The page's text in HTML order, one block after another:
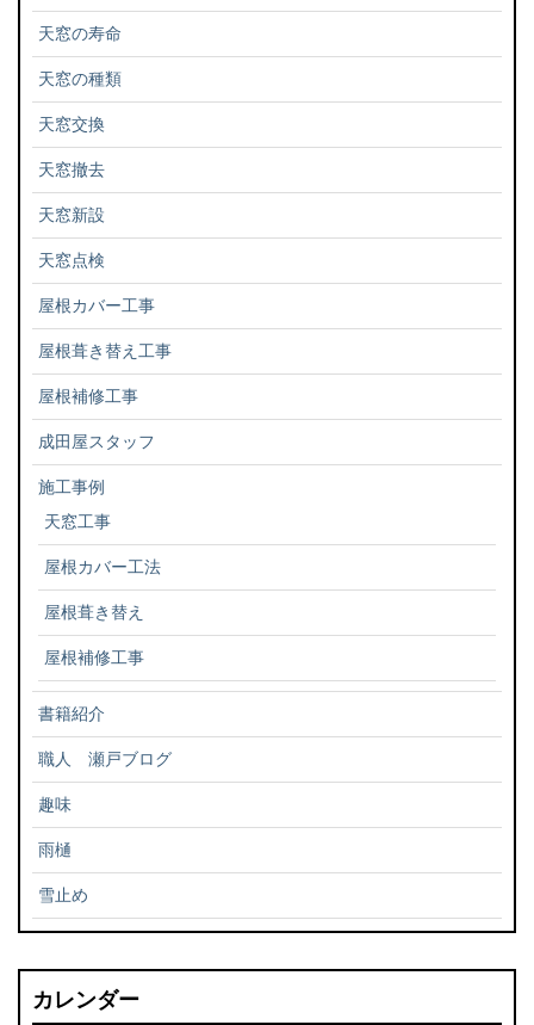
天窓の寿命
天窓の種類
天窓交換
天窓撤去
天窓新設
天窓点検
屋根カバー工事
屋根葺き替え工事
屋根補修工事
成田屋スタッフ
施工事例
天窓工事
屋根カバー工法
屋根葺き替え
屋根補修工事
書籍紹介
職人 瀬戸ブログ
趣味
雨樋
雪止め
カレンダー